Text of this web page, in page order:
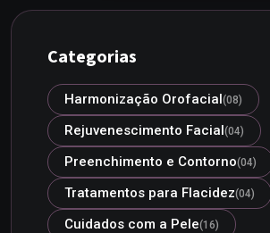
Categorias
Harmonização Orofacial(08)
Rejuvenescimento Facial(04)
Preenchimento e Contorno(04)
Tratamentos para Flacidez(04)
Cuidados com a Pele(16)